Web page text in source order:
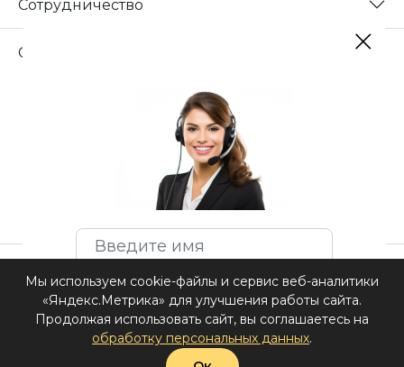
Сотрудничество
Свяжитесь с нами
ИП Нафиков А.В ИНН 027404337615
Мы используем cookie-файлы и сервис веб-аналитики
«Яндекс.Метрика» для улучшения работы сайта.
Продолжая использовать сайт, вы соглашаетесь на
обработку персональных данных.
Задать вопрос